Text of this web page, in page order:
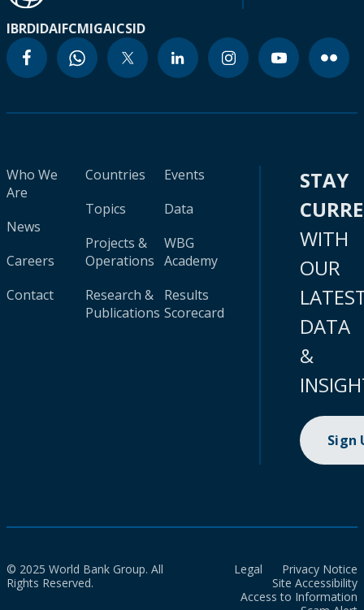
IBRDIDAIFCMIGAICSID
Who We
Are
News
Careers
Contact
Countries
Topics
Projects &
Operations
Research &
Publications
Events
Data
WBG
Academy
Results
Scorecard
STAY
WITH
OUR
DATA
&
Sign
© 2025 World Bank Group. All
Rights Reserved.
Legal
Privacy Notice
Site Accessibility
Access to Information